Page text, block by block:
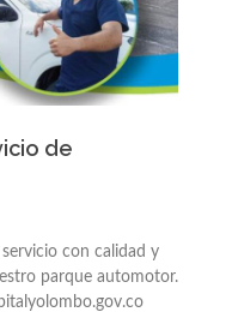
de
con calidad y
parque automotor.